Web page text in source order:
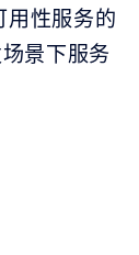
用性服务的
景下服务